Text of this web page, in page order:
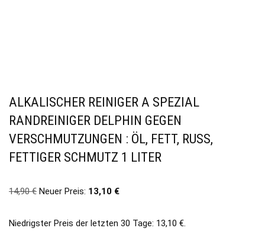
ALKALISCHER REINIGER A SPEZIAL
RANDREINIGER DELPHIN GEGEN
VERSCHMUTZUNGEN : ÖL, FETT, RUSS, F
ETTIGER SCHMUTZ 1 LITER
14,90€ Neuer Preis: 13,10 €
Niedrigster Preis der letzten 30 Tage: 13,10 €.